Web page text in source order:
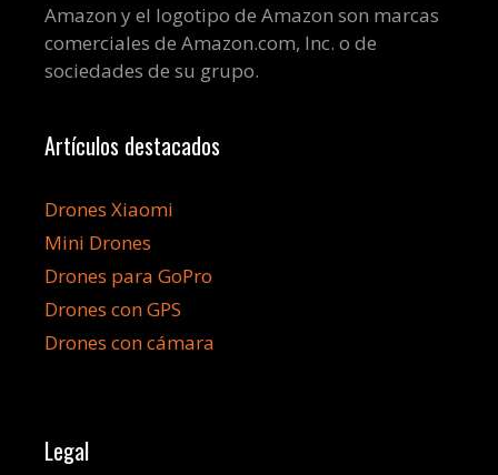
Amazon y el logotipo de Amazon son marcas
comerciales de Amazon.com, Inc. o de
sociedades de su grupo.
Artículos destacados
Drones Xiaomi
Mini Drones
Drones para GoPro
Drones con GPS
Drones con cámara
Legal